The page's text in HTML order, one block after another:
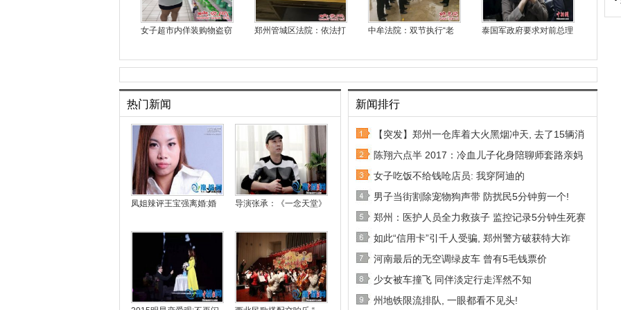
女子超市内佯装购物盗窃 郑州管城区法院：依法打 中牟法院：双节执行“老 泰国军政府要求对前总理
热门新闻
凤姐辣评王宝强离婚:婚 导演张承：《一念天堂》
新闻排行
【突发】郑州一仓库着大火黑烟冲天, 去了15辆消
陈翔六点半 2017：冷血儿子化身陪聊师套路亲妈
女子吃饭不给钱呛店员: 我穿阿迪的
男子当街割除宠物狗声带 防扰民5分钟剪一个!
郑州：医护人员全力救孩子 监控记录5分钟生死赛
如此“信用卡”引千人受骗, 郑州警方破获特大诈
河南最后的无空调绿皮车 曾有5毛钱票价
少女被车撞飞 同伴淡定行走浑然不知
州地铁限流排队, 一眼都看不见头!